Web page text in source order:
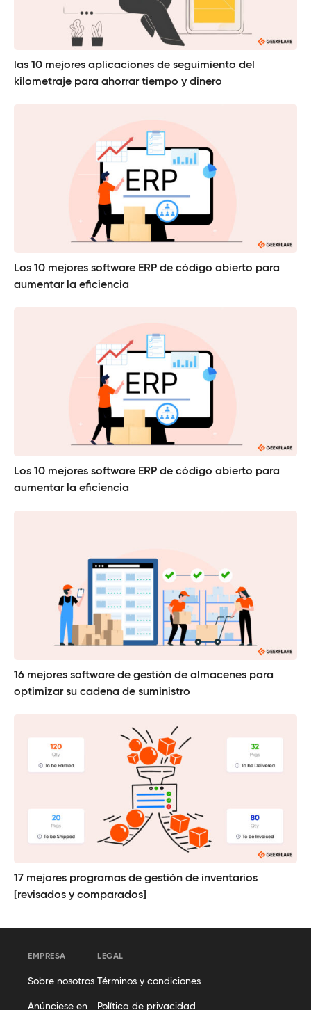
las 10 mejores aplicaciones de seguimiento del
kilometraje para ahorrar tiempo y dinero
Los 10 mejores software ERP de código abierto para
aumentar la eficiencia
Los 10 mejores software ERP de código abierto para
aumentar la eficiencia
16 mejores software de gestión de almacenes para
optimizar su cadena de suministro
17 mejores programas de gestión de inventarios
[revisados y comparados]
EMPRESA
Sobre nosotros
Anúnciese en
LEGAL
Términos y condiciones
Política de privacidad